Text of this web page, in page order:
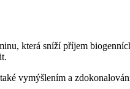
která sníží příjem
vymýšlením a